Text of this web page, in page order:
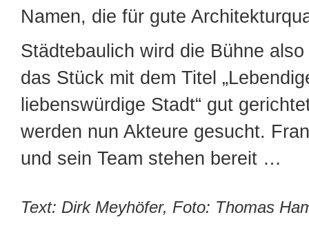
Namen, die für gute
Städtebaulich wird die Bühne
das Stück mit dem Titel
liebenswürdige Stadt“ gut
werden nun Akteure gesucht.
und sein Team stehen bereit …
Text: Dirk Meyhöfer, Foto: Thomas